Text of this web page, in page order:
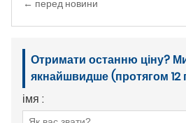
← перед новини
Отримати останню ціну?
якнайшвидше (протягом 12
імя :